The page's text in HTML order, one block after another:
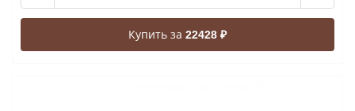
Купить за 22428 ₽